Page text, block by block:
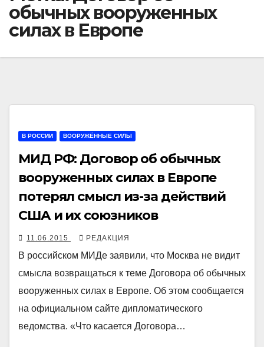
обычных вооруженных
силах в Европе
В РОССИИ ВООРУЖЁННЫЕ СИЛЫ
МИД РФ: Договор об обычных
вооруженных силах в Европе
потерял смысл из-за действий
США и их союзников
11.06.2015 РЕДАКЦИЯ
В российском МИДе заявили, что Москва не видит
смысла возвращаться к теме Договора об обычных
вооруженных силах в Европе. Об этом сообщается
на официальном сайте дипломатического
ведомства. «Что касается Договора…